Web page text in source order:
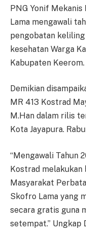
PNG Yonif
Lama mengawali
pengobatan
kesehatan Warga
Kabupaten Keerom.
Demikian
MR 413 Kostrad
M.Han dalam rilis
Kota Jayapura.
“Mengawali Tahun
Kostrad
Masyarakat
Skofro Lama yang
secara gratis guna
setempat.” Ungkap